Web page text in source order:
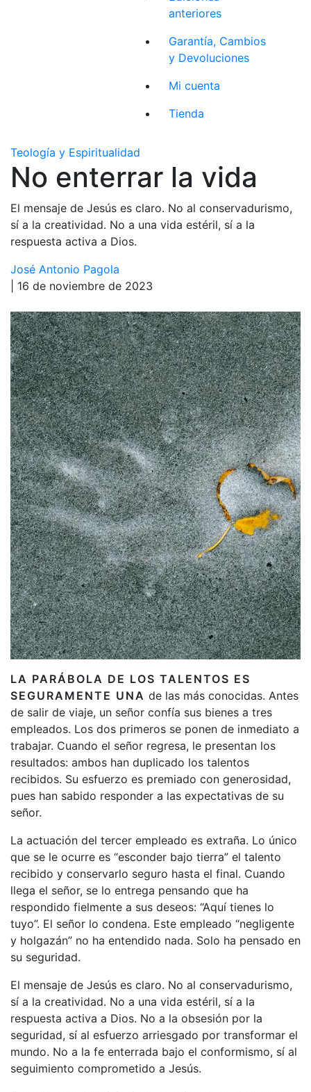
anteriores
Garantía, Cambios
y Devoluciones
Mi cuenta
Tienda
Teología y Espiritualidad
No enterrar la vida
El mensaje de Jesús es claro. No al conservadurismo,
sí a la creatividad. No a una vida estéril, sí a la
respuesta activa a Dios.
José Antonio Pagola
| 16 de noviembre de 2023
LA PARÁBOLA DE LOS TALENTOS ES
SEGURAMENTE UNA de las más conocidas. Antes
de salir de viaje, un señor confía sus bienes a tres
empleados. Los dos primeros se ponen de inmediato a
trabajar. Cuando el señor regresa, le presentan los
resultados: ambos han duplicado los talentos
recibidos. Su esfuerzo es premiado con generosidad,
pues han sabido responder a las expectativas de su
señor.
La actuación del tercer empleado es extraña. Lo único
que se le ocurre es “esconder bajo tierra” el talento
recibido y conservarlo seguro hasta el final. Cuando
llega el señor, se lo entrega pensando que ha
respondido fielmente a sus deseos: “Aquí tienes lo
tuyo”. El señor lo condena. Este empleado “negligente
y holgazán” no ha entendido nada. Solo ha pensado en
su seguridad.
El mensaje de Jesús es claro. No al conservadurismo,
sí a la creatividad. No a una vida estéril, sí a la
respuesta activa a Dios. No a la obsesión por la
seguridad, sí al esfuerzo arriesgado por transformar el
mundo. No a la fe enterrada bajo el conformismo, sí al
seguimiento comprometido a Jesús.